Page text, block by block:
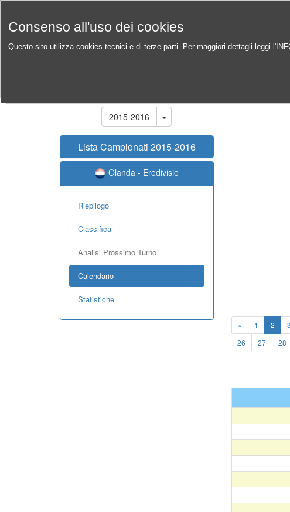
Consenso all'uso dei cookies
Questo sito utilizza cookies tecnici e di terze parti. Per maggiori dettagli leggi l'
Home Campionati Olanda - Eredivisie 2015-2016
2015-2016
Lista Campionati 2015-2016
Olanda - Eredivisie
Riepilogo
Classifica
Analisi Prossimo Turno
Calendario
Statistiche
« 1 2 3
26
27 28